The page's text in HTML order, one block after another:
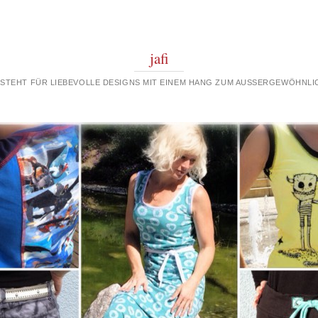
jafi
FÜR LIEBEVOLLE DESIGNS MIT EINEM HANG ZUM